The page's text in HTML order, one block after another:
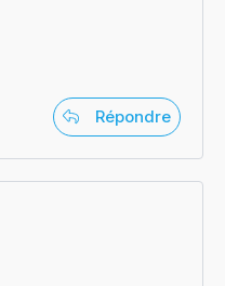
Répondre